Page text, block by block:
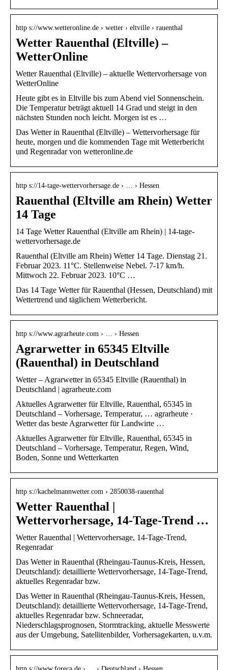
http s://www.wetteronline.de › wetter › eltville › rauenthal
Wetter Rauenthal (Eltville) –
WetterOnline
Wetter Rauenthal (Eltville) – aktuelle Wettervorhersage von
WetterOnline
Heute gibt es in Eltville bis zum Abend viel Sonnenschein.
Die Temperatur beträgt aktuell 14 Grad und steigt in den
nächsten Stunden noch leicht. Morgen ist es …
Das Wetter in Rauenthal (Eltville) – Wettervorhersage für
heute, morgen und die kommenden Tage mit Wetterbericht
und Regenradar von wetteronline.de
http s://14-tage-wettervorhersage.de › … › Hessen
Rauenthal (Eltville am Rhein) Wetter
14 Tage
14 Tage Wetter Rauenthal (Eltville am Rhein) | 14-tage-
wettervorhersage.de
Rauenthal (Eltville am Rhein) Wetter 14 Tage. Dienstag 21.
Februar 2023. 11°C. Stellenweise Nebel. 7-17 km/h.
Mittwoch 22. Februar 2023. 10°C …
Das 14 Tage Wetter für Rauenthal (Hessen, Deutschland) mit
Wettertrend und täglichem Wetterbericht.
http s://www.agrarheute.com › … › Hessen
Agrarwetter in 65345 Eltville
(Rauenthal) in Deutschland
Wetter – Agrarwetter in 65345 Eltville (Rauenthal) in
Deutschland | agrarheute.com
Aktuelles Agrarwetter für Eltville, Rauenthal, 65345 in
Deutschland – Vorhersage, Temperatur, … agrarheute ·
Wetter das beste Agrarwetter für Landwirte …
Aktuelles Agrarwetter für Eltville, Rauenthal, 65345 in
Deutschland – Vorhersage, Temperatur, Regen, Wind,
Boden, Sonne und Wetterkarten
http s://kachelmannwetter.com › 2850038-rauenthal
Wetter Rauenthal |
Wettervorhersage, 14-Tage-Trend …
Wetter Rauenthal | Wettervorhersage, 14-Tage-Trend,
Regenradar
Das Wetter in Rauenthal (Rheingau-Taunus-Kreis, Hessen,
Deutschland): detaillierte Wettervorhersage, 14-Tage-Trend,
aktuelles Regenradar bzw.
Das Wetter in Rauenthal (Rheingau-Taunus-Kreis, Hessen,
Deutschland): detaillierte Wettervorhersage, 14-Tage-Trend,
aktuelles Regenradar bzw. Schneeradar,
Niederschlagsprognosen, Stormtracking, aktuelle Messwerte
aus der Umgebung, Satellitenbilder, Vorhersagekarten, u.v.m.